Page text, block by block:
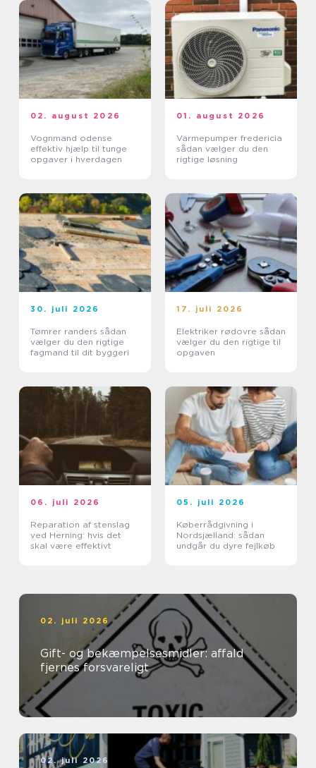
02. august 2026
Vognmand odense
effektiv hjælp til tunge
opgaver i hverdagen
01. august 2026
Varmepumper fredericia
sådan vælger du den
rigtige løsning
30. juli 2026
Tømrer randers sådan
vælger du den rigtige
fagmand til dit byggeri
17. juli 2026
Elektriker rødovre sådan
vælger du den rigtige til
opgaven
06. juli 2026
Reparation af stenslag
ved Herning: hvis det
skal være effektivt
05. juli 2026
Køberrådgivning i
Nordsjælland: sådan
undgår du dyre fejlkøb
02. juli 2026
Gift- og bekæmpelsesmidler: affald
fjernes forsvareligt
02. juli 2026